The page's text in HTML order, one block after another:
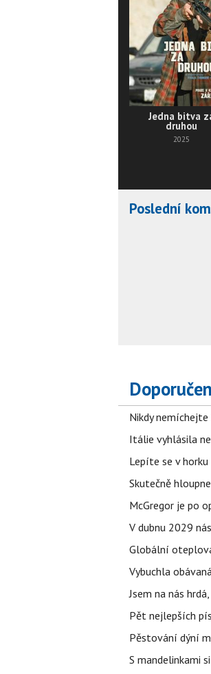
Jedna bitva
druhou
2025
Poslední
Nikdy
Itálie vyhlásila
Lepíte se v
Skutečně
McGregor je po
V dubnu 2029
Globální
Vybuchla
Jsem na nás
Pět nejlepších
Pěstování dýní
S mandelinkami